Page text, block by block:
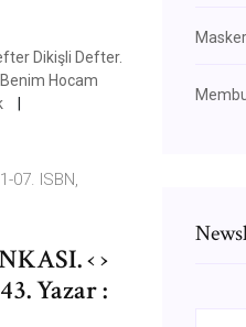
Dikişli Defter.
Hocam
07. ISBN,
‹ ›
Yazar :